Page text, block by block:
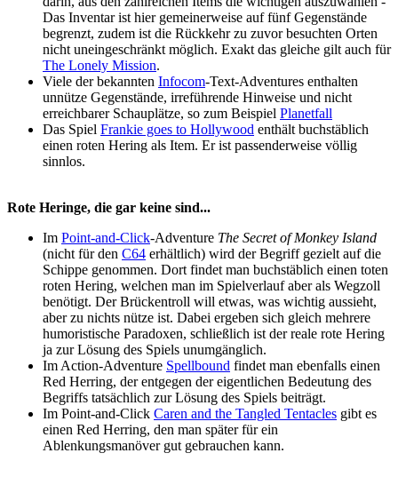
Das Inventar ist hier gemeinerweise auf fünf Gegenstände
begrenzt, zudem ist die Rückkehr zu zuvor besuchten Orten
nicht uneingeschränkt möglich. Exakt das gleiche gilt auch für
The Lonely Mission.
Viele der bekannten Infocom-Text-Adventures enthalten
unnütze Gegenstände, irreführende Hinweise und nicht
erreichbarer Schauplätze, so zum Beispiel Planetfall
Das Spiel Frankie goes to Hollywood enthält buchstäblich
einen roten Hering als Item. Er ist passenderweise völlig
sinnlos.
Rote Heringe, die gar keine sind...
Im Point-and-Click-Adventure The Secret of Monkey Island
(nicht für den C64 erhältlich) wird der Begriff gezielt auf die
Schippe genommen. Dort findet man buchstäblich einen toten
roten Hering, welchen man im Spielverlauf aber als Wegzoll
benötigt. Der Brückentroll will etwas, was wichtig aussieht,
aber zu nichts nütze ist. Dabei ergeben sich gleich mehrere
humoristische Paradoxen, schließlich ist der reale rote Hering
ja zur Lösung des Spiels unumgänglich.
Im Action-Adventure Spellbound findet man ebenfalls einen
Red Herring, der entgegen der eigentlichen Bedeutung des
Begriffs tatsächlich zur Lösung des Spiels beiträgt.
Im Point-and-Click Caren and the Tangled Tentacles gibt es
einen Red Herring, den man später für ein
Ablenkungsmanöver gut gebrauchen kann.